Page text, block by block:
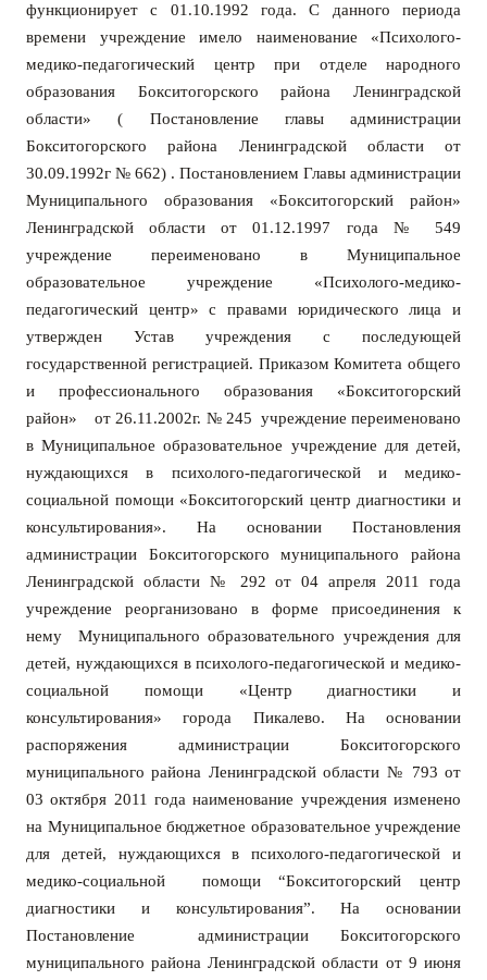
функционирует с 01.10.1992 года. С данного периода
времени учреждение имело наименование «Психолого-
медико-педагогический центр при отделе народного
образования Бокситогорского района Ленинградской
области» ( Постановление главы администрации
Бокситогорского района Ленинградской области от
30.09.1992г № 662) . Постановлением Главы администрации
Муниципального образования «Бокситогорский район»
Ленинградской области от 01.12.1997 года № 549
учреждение переименовано в Муниципальное
образовательное учреждение «Психолого-медико-
педагогический центр» с правами юридического лица и
утвержден Устав учреждения с последующей
государственной регистрацией. Приказом Комитета общего
и профессионального образования «Бокситогорский
район» от 26.11.2002г. № 245 учреждение переименовано
в Муниципальное образовательное учреждение для детей,
нуждающихся в психолого-педагогической и медико-
социальной помощи «Бокситогорский центр диагностики и
консультирования». На основании Постановления
администрации Бокситогорского муниципального района
Ленинградской области № 292 от 04 апреля 2011 года
учреждение реорганизовано в форме присоединения к
нему Муниципального образовательного учреждения для
детей, нуждающихся в психолого-педагогической и медико-
социальной помощи «Центр диагностики и
консультирования» города Пикалево. На основании
распоряжения администрации Бокситогорского
муниципального района Ленинградской области № 793 от
03 октября 2011 года наименование учреждения изменено
на Муниципальное бюджетное образовательное учреждение
для детей, нуждающихся в психолого-педагогической и
медико-социальной помощи “Бокситогорский центр
диагностики и консультирования”. На основании
Постановление администрации Бокситогорского
муниципального района Ленинградской области от 9 июня